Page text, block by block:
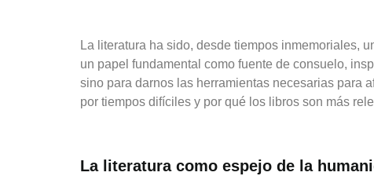
La literatura ha sido, desde tiempos inmemoriales,
un papel fundamental como fuente de consuelo,
sino para darnos las herramientas necesarias para
por tiempos difíciles y por qué los libros son más
La literatura como espejo de la